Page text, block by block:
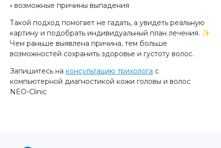
▫️ возможные причины выпадения
Такой подход помогает не гадать, а увидеть реальную
картину и подобрать индивидуальный план лечения. ✨
Чем раньше выявлена причина, тем больше
возможностей сохранить здоровье и густоту волос.
Запишитесь на консультацию трихолога с
компьютерной диагностикой кожи головы и волос
NEO-Clinic